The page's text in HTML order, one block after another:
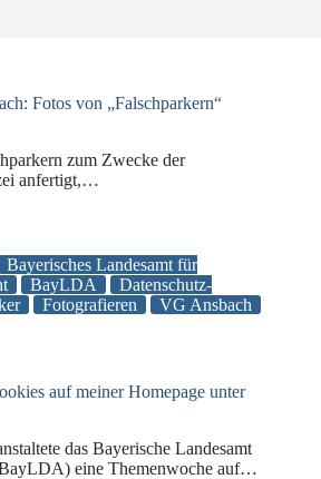
Fotos von „Falschparkern“
zum Zwecke der
anfertigt,…
Bayerisches Landesamt für
BayLDA
Datenschutz-
Fotografieren VG Ansbach
auf meiner Homepage unter
das Bayerische Landesamt
eine Themenwoche auf…